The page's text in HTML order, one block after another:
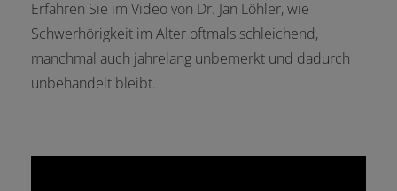
Erfahren Sie im Video von Dr. Jan Löhler, wie
Schwerhörigkeit im Alter oftmals schleichend,
manchmal auch jahrelang unbemerkt und dadurch
unbehandelt bleibt.